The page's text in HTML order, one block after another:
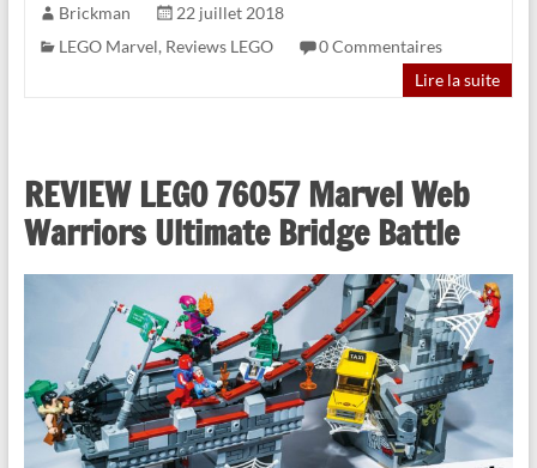
Brickman
22 juillet 2018
LEGO Marvel, Reviews LEGO
0 Commentaires
Lire la suite
REVIEW LEGO 76057 Marvel Web
Warriors Ultimate Bridge Battle